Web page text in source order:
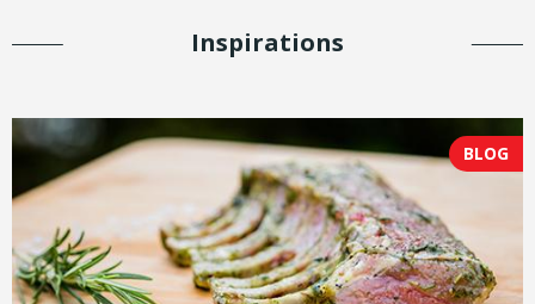
Inspirations
BLOG